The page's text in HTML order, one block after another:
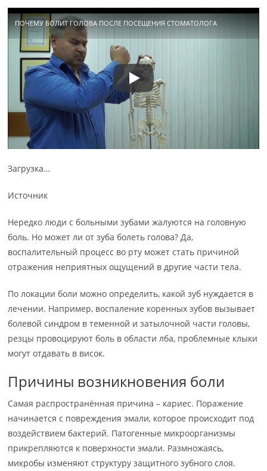
ПОЧЕМУ БОЛИТ ГОЛОВА ПОСЛЕ ПОСЕЩЕНИЯ СТОМАТОЛОГА
Загрузка…
Источник
Нередко люди с больными зубами жалуются на головную
боль. Но может ли от зуба болеть голова? Да,
воспалительный процесс во рту может стать причиной
отражения неприятных ощущений в другие части тела.
По локации боли можно определить, какой зуб нуждается в
лечении. Например, воспаление коренных зубов вызывает
болевой синдром в теменной и затылочной части головы,
резцы провоцируют боль в области лба, проблемные клыки
могут отдавать в висок.
Причины возникновения боли
Самая распространённая причина – кариес. Поражение
начинается с повреждения эмали, которое происходит под
воздействием бактерий. Патогенные микроорганизмы
прикрепляются к поверхности эмали. Размножаясь,
микробы изменяют структуру защитного зубного слоя.